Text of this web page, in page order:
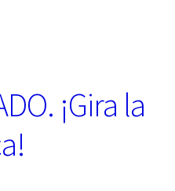
¡Gira la